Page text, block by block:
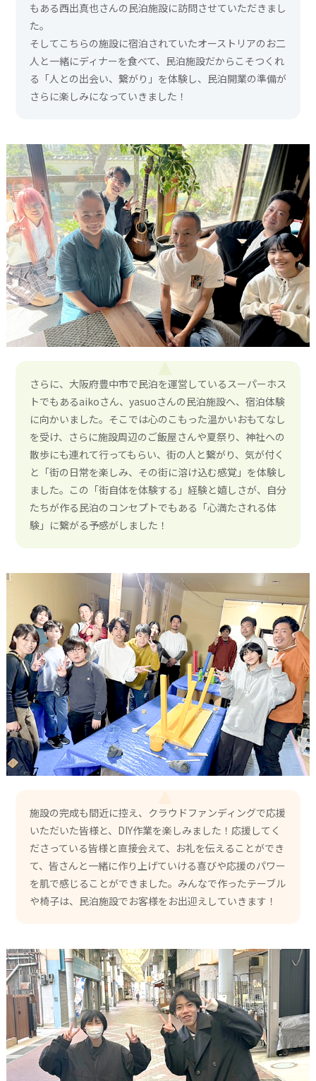
もある西出真也さんの民泊施設に訪問させていただきまし
た。
そしてこちらの施設に宿泊されていたオーストリアのお二
人と一緒にディナーを食べて、民泊施設だからこそつくれ
る「人との出会い、繋がり」を体験し、民泊開業の準備が
さらに楽しみになっていきました！
さらに、大阪府豊中市で民泊を運営しているスーパーホス
トでもあるaikoさん、yasuoさんの民泊施設へ、宿泊体験
に向かいました。そこでは心のこもった温かいおもてなし
を受け、さらに施設周辺のご飯屋さんや夏祭り、神社への
散歩にも連れて行ってもらい、街の人と繋がり、気が付く
と「街の日常を楽しみ、その街に溶け込む感覚」を体験し
ました。この「街自体を体験する」経験と嬉しさが、自分
たちが作る民泊のコンセプトでもある「心満たされる体
験」に繋がる予感がしました！
施設の完成も間近に控え、クラウドファンディングで応援
いただいた皆様と、DIY作業を楽しみました！応援してく
ださっている皆様と直接会えて、お礼を伝えることができ
て、皆さんと一緒に作り上げていける喜びや応援のパワー
を肌で感じることができました。みんなで作ったテーブル
や椅子は、民泊施設でお客様をお出迎えしていきます！